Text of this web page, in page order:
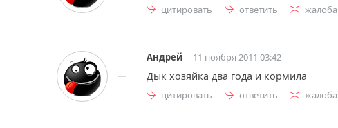
цитировать ответить жалоба
Андрей 11 ноября 2011 03:42
Дык хозяйка два года и кормила
цитировать ответить жалоба